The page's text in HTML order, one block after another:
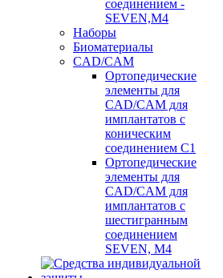
соединением -
SEVEN,M4
Наборы
Биоматериалы
CAD/CAM
Ортопедические
элементы для
CAD/CAM для
имплантатов с
коническим
соединением С1
Ортопедические
элементы для
CAD/CAM для
имплантатов с
шестигранным
соединением
SEVEN, М4